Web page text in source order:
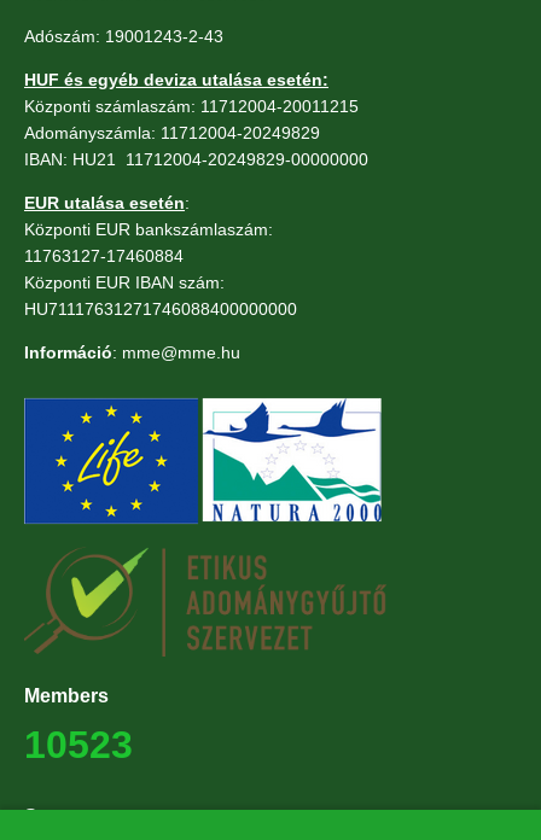
Adószám: 19001243-2-43
HUF és egyéb deviza utalása esetén:
Központi számlaszám: 11712004-20011215
Adományszámla: 11712004-20249829
IBAN: HU21 11712004-20249829-00000000
EUR utalása esetén:
Központi EUR bankszámlaszám:
11763127-17460884
Központi EUR IBAN szám:
HU71117631271746088400000000
Információ: mme@mme.hu
Members
10523
Supporters